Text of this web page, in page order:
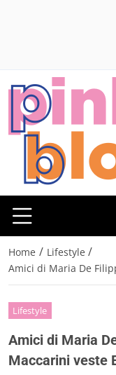
Home / Lifestyle /
Amici di Maria De
Lifestyle
Amici di Maria
Maccarini veste